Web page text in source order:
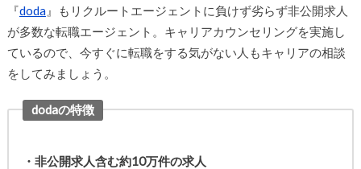
『doda』もリクルートエージェントに負けず劣らず非公開求人
が多数な転職エージェント。キャリアカウンセリングを実施し
ているので、今すぐに転職をする気がない人もキャリアの相談
をしてみましょう。
dodaの特徴
・非公開求人含む約10万件の求人